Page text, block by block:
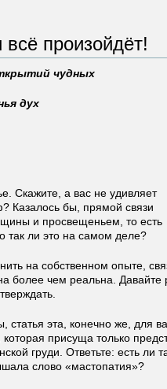
всё произойдёт!
чудных
дух
Скажите, а вас не удивляет
Казалось бы, прямой связи
и просвещеньем, то есть
так ли это на самом деле?
на собственном опыте,
более чем реальна.
эта, конечно же, для
которая присуща только
груди. Ответьте: есть ли
слово «мастопатия»?